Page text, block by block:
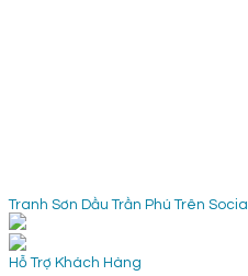
Tranh Sơn Dầu Trần Phú Trên Social
Hỗ Trợ Khách Hàng